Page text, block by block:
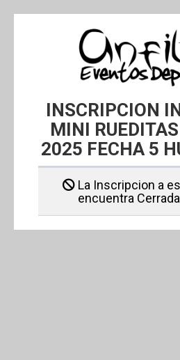
INSCRIPCION
MINI
2025 FECHA 5
La Inscripcion a
encuentra